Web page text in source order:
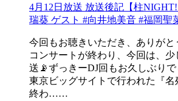
4月12日放送 放送後記【柱
瑞葵 ゲスト #向井地美音 #福岡聖
今回もお聴きいただき、ありが
コンサートが終わり、今回は、
送📡ずっきーDJ回もお久しぶりで
東京ビッグサイトで行われた『
終わ……